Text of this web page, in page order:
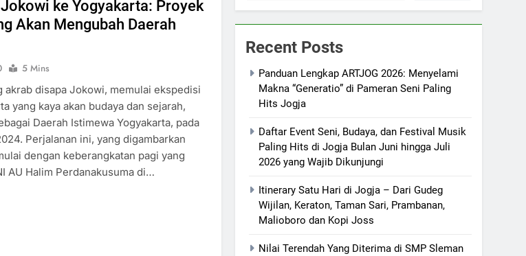
ke Yogyakarta: Proyek
Akan Mengubah Daerah
5 Mins
disapa Jokowi, memulai ekspedisi
yang kaya akan budaya dan sejarah,
Daerah Istimewa Yogyakarta, pada
Perjalanan ini, yang digambarkan
dengan keberangkatan pagi yang
AU Halim Perdanakusuma di…
Recent Posts
Panduan Lengkap ARTJOG 2026: Menyelami
Makna “Generatio” di Pameran Seni Paling
Hits Jogja
Daftar Event Seni, Budaya, dan Festival Musik
Paling Hits di Jogja Bulan Juni hingga Juli
2026 yang Wajib Dikunjungi
Itinerary Satu Hari di Jogja – Dari Gudeg
Wijilan, Keraton, Taman Sari, Prambanan,
Malioboro dan Kopi Joss
Nilai Terendah Yang Diterima di SMP Sleman